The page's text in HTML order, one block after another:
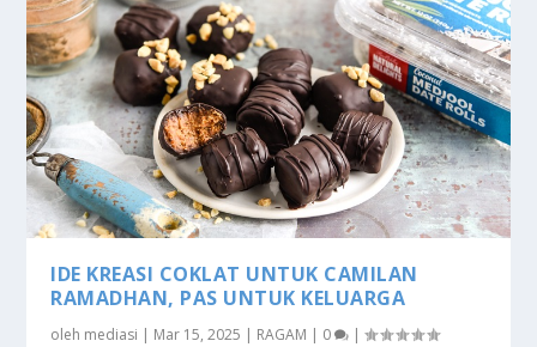
IDE KREASI COKLAT UNTUK CAMILAN
RAMADHAN, PAS UNTUK KELUARGA
oleh mediasi Mar 15, 2025 RAGAM 0 |